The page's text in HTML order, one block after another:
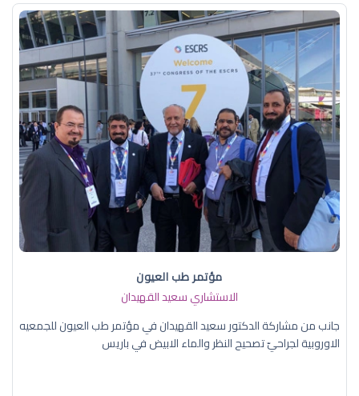
مؤتمر طب العيون
الاستشاري سعيد القهيدان
جانب من مشاركة الدكتور سعيد القهيدان في مؤتمر طب العيون للجمعيه
الاوروبية لجراحيّ تصحيح النظر والماء الابيض في باريس